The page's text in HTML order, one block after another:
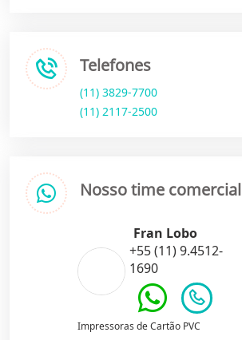
Telefones
(11) 3829-7700
(11) 2117-2500
Nosso time comercial
Fran Lobo
+55 (11) 9.4512-
1690
Impressoras de Cartão PVC